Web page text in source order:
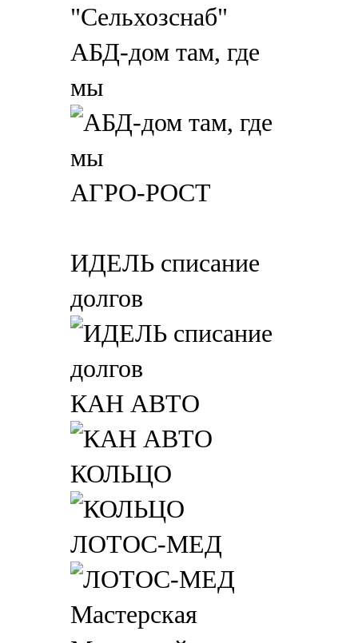
АБД-дом там, где
мы
АГРО-РОСТ
ИДЕЛЬ списание
долгов
КАН АВТО
КОЛЬЦО
ЛОТОС-МЕД
Мастерская